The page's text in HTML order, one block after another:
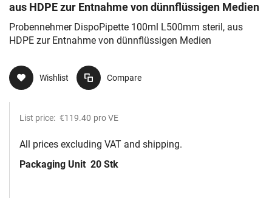
aus HDPE zur Entnahme von dünnflüssigen Medien
Probennehmer DispoPipette 100ml L500mm steril, aus
HDPE zur Entnahme von dünnflüssigen Medien
Wishlist Compare
List price: €119.40 pro VE
All prices excluding VAT and shipping.
Packaging Unit 20 Stk